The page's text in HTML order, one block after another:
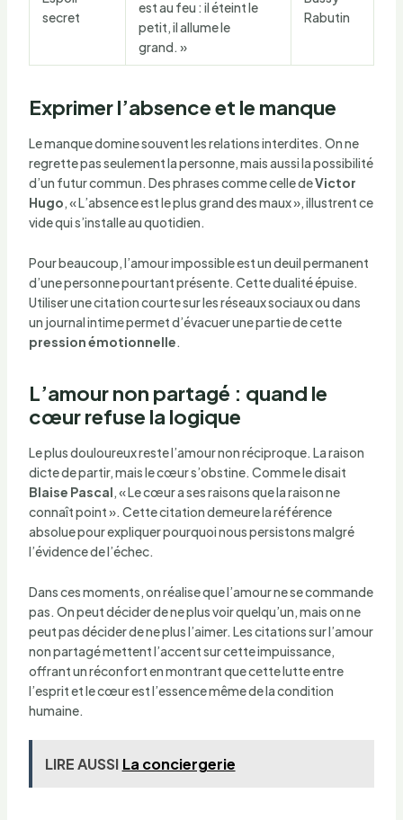
secret
est au feu : il éteint le
petit, il allume le
grand. »
Rabutin
Exprimer l’absence et le manque
Le manque domine souvent les relations interdites. On ne
regrette pas seulement la personne, mais aussi la possibilité
d’un futur commun. Des phrases comme celle deVictor
Hugo, « L’absence est le plus grand des maux », illustrent ce
vide qui s’installe au quotidien.
Pour beaucoup, l’amour impossible est un deuil permanent
d’une personne pourtant présente. Cette dualité épuise.
Utiliser une citation courte sur les réseaux sociaux ou dans
un journal intime permet d’évacuer une partie de cette
pression émotionnelle.
L’amour non partagé : quand le
cœur refuse la logique
Le plus douloureux reste l’amour non réciproque. La raison
dicte de partir, mais le cœur s’obstine. Comme le disait
Blaise Pascal, « Le cœur a ses raisons que la raison ne
connaît point ». Cette citation demeure la référence
absolue pour expliquer pourquoi nous persistons malgré
l’évidence de l’échec.
Dans ces moments, on réalise que l’amour ne se commande
pas. On peut décider de ne plus voir quelqu’un, mais on ne
peut pas décider de ne plus l’aimer. Les citations sur l’amour
non partagé mettent l’accent sur cette impuissance,
offrant un réconfort en montrant que cette lutte entre
l’esprit et le cœur est l’essence même de la condition
humaine.
LIRE AUSSI La conciergerie